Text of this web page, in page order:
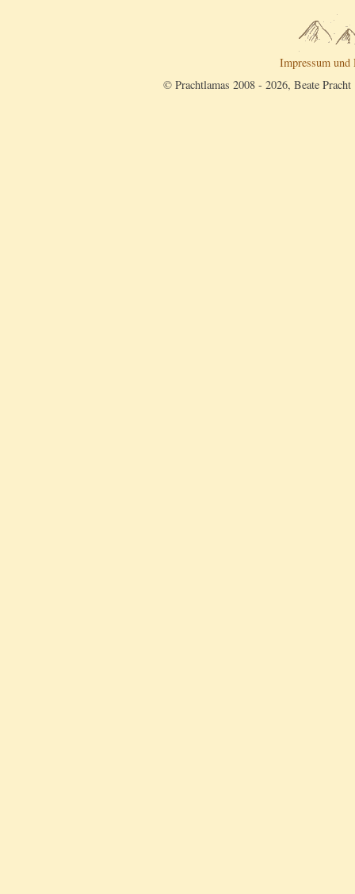
Impressum und
© Prachtlamas 2008 - 2026, Beate Pracht